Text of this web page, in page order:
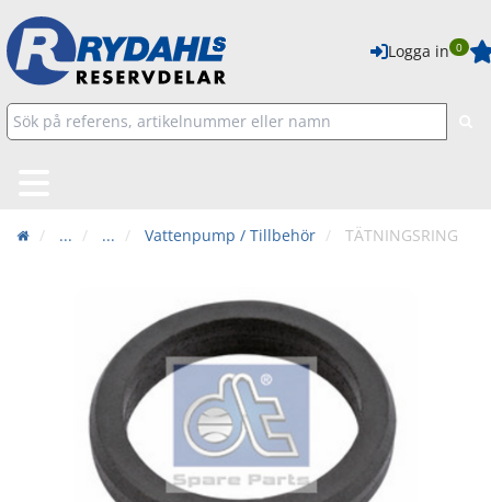
Logga in 0
... ... Vattenpump / Tillbehör TÄTNINGSRING